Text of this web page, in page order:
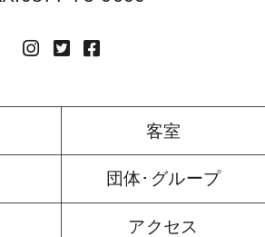
客室
団体･グループ
アクセス